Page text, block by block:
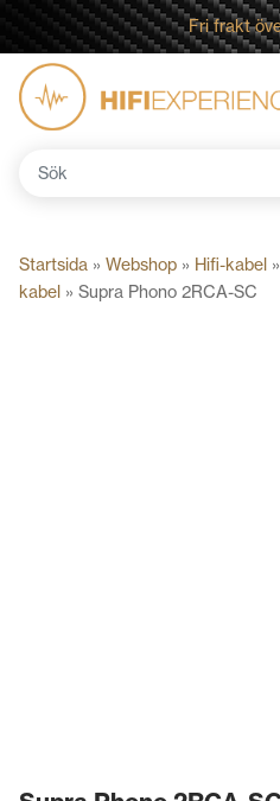
Fri frakt
Sök
Startsida » Webshop » Hifi-kabel »
kabel » Supra Phono 2RCA-SC